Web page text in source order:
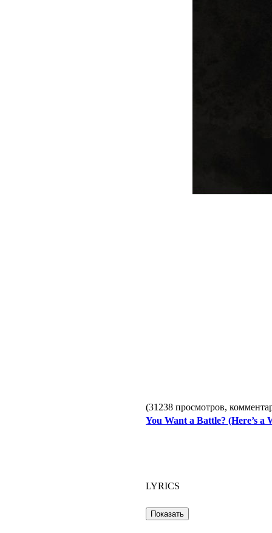
(31238 просмотров,
You Want a Battle? (Here’s a
LYRICS